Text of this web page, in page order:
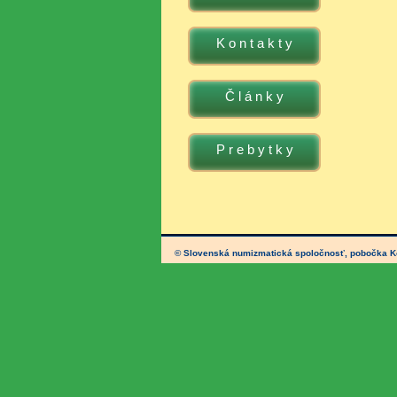
K o n t a k t y
Č l á n k y
P r e b y t k y
© Slovenská numizmatická spoločnosť, pobočka